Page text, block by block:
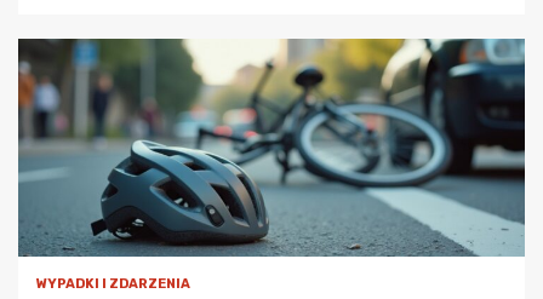
WYPADKI I ZDARZENIA